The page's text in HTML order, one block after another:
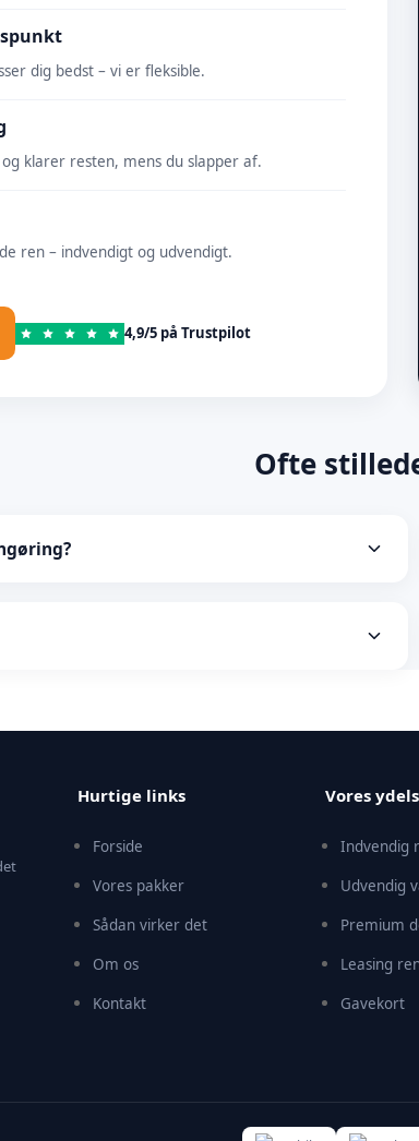
dig bedst – vi er fleksible.
klarer resten, mens du slapper af.
ren – indvendigt og udvendigt.
4,9/5 på Trustpilot
Ofte
Hurtige links
Forside
Vores pakker
Sådan virker det
Om os
Kontakt
Vores
Indvendig
Udvendig
Premium
Leasing
Gavekort